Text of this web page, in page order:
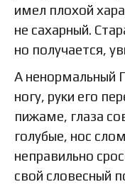
имел плохой
не сахарный.
но получается,
А ненормальный
ногу, руки его
пижаме, глаза
голубые, нос
неправильно
свой словесный